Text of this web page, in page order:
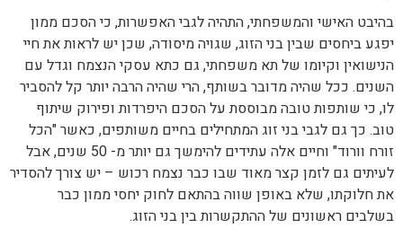
בהיבט האישי והמשפחתי, התהיה לגבי האפשרות, כי הסכם ממון
יפגע ביחסים שבין בני הזוג, שגויה מיסודה, שכן יש לראות את חיי
הנישואין וקיומו של תא משפחתי, גם כתא עסקי הנצמח וגדל עם
השנים. ככל שהיה מדובר בשותף, הרי שהיה הרבה יותר קל להסביר
לו, כי שותפות טובה מבוססת על הסכם היפרדות ופירוק שיתוף
טוב. כך גם לגבי בני זוג המתחילים בחיים משותפים, כאשר "הכל
זורח וורוד" וחיים אלה עתידים להימשך גם יותר מ- 50 שנים, אבל
לעיתים גם לזמן קצר מאוד שבו כבר נצמח רכוש – יש צורך להסדיר
את חלוקתו, שלא באופן שווה בהתאם לחוק יחסי ממון כבר
בשלבים ראשונים של ההתקשרות בין בני הזוג.